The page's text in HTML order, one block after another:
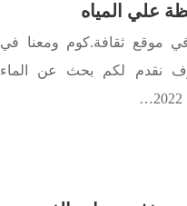
علي المياه
في موقع ثقافة.كوم ومعنا في
نقدم لكم بحث عن الماء